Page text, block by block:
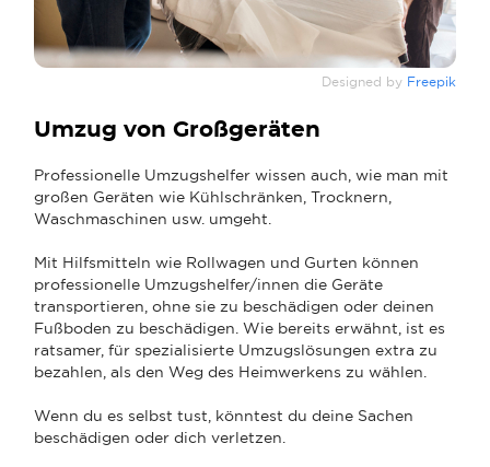
Designed by Freepik
Umzug von Großgeräten
Professionelle Umzugshelfer wissen auch, wie man mit
großen Geräten wie Kühlschränken, Trocknern,
Waschmaschinen usw. umgeht.
Mit Hilfsmitteln wie Rollwagen und Gurten können
professionelle Umzugshelfer/innen die Geräte
transportieren, ohne sie zu beschädigen oder deinen
Fußboden zu beschädigen. Wie bereits erwähnt, ist es
ratsamer, für spezialisierte Umzugslösungen extra zu
bezahlen, als den Weg des Heimwerkens zu wählen.
Wenn du es selbst tust, könntest du deine Sachen
beschädigen oder dich verletzen.